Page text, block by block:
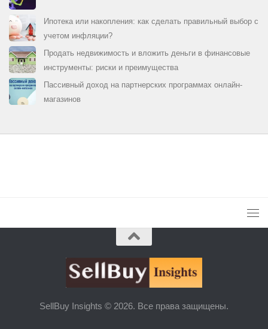
Ипотека или накопления: как сделать правильный выбор с
учетом инфляции?
Продать недвижимость и вложить деньги в финансовые
инструменты: риски и преимущества
Пассивный доход на партнерских программах онлайн-
магазинов
SellBuy Insights © 2026. Все права защищены.